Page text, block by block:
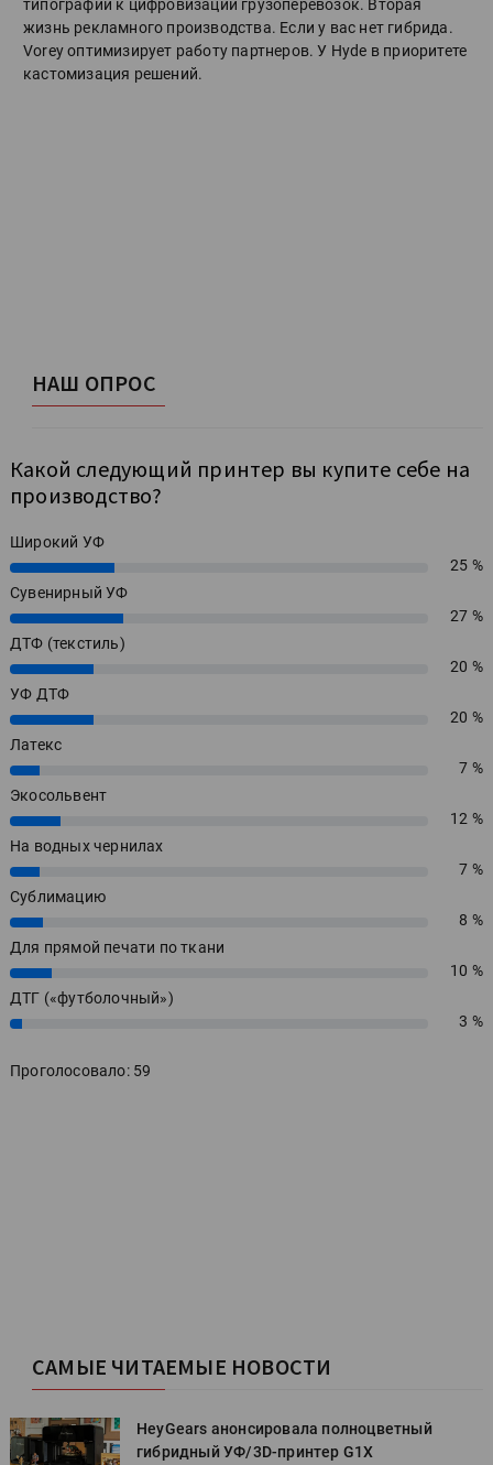
типографий к цифровизации грузоперевозок. Вторая
жизнь рекламного производства. Если у вас нет гибрида.
Vorey оптимизирует работу партнеров. У Hyde в приоритете
кастомизация решений.
НАШ ОПРОС
Какой следующий принтер вы купите себе на
производство?
Широкий УФ
25%
25 %
Сувенирный УФ
27%
27 %
ДТФ (текстиль)
20%
20 %
УФ ДТФ
20%
20 %
Латекс
7%
7 %
Экосольвент
12%
12 %
На водных чернилах
7%
7 %
Сублимацию
8%
8 %
Для прямой печати по ткани
10%
10 %
ДТГ («футболочный»)
3% 3 %
Проголосовало: 59
САМЫЕ ЧИТАЕМЫЕ НОВОСТИ
HeyGears анонсировала полноцветный
гибридный УФ/3D-принтер G1X